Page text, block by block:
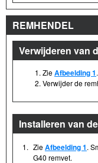
REMHENDEL
Verwijderen van
ZieAfbeelding 1
Verwijder de
Installeren van
1. ZieAfbeelding 1.
G40 remvet.